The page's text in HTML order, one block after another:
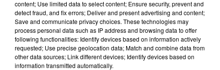
content; Use limited data to select content; Ensure security, prevent and
detect fraud, and fix errors; Deliver and present advertising and content;
Save and communicate privacy choices. These technologies may
process personal data such as IP address and browsing data to offer
following functionalities: Identify devices based on information actively
requested; Use precise geolocation data; Match and combine data from
other data sources; Link different devices; Identify devices based on
information transmitted automatically.